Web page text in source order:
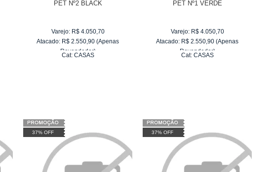
PET Nº2 BLACK
Varejo: R$ 4.050,70
Atacado: R$ 2.550,90 (Apenas
Revendedor)
Cat: CASAS
PET Nº1 VERDE
Varejo: R$ 4.050,70
Atacado: R$ 2.550,90 (Apenas
Revendedor)
Cat: CASAS
37% OFF 37% OFF